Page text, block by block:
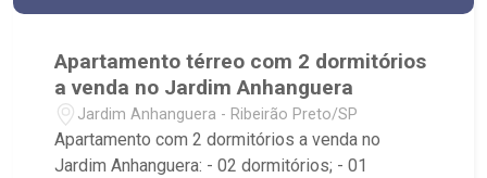
Apartamento térreo com 2 dormitórios
a venda no Jardim Anhanguera
Jardim Anhanguera - Ribeirão Preto/SP
Apartamento com 2 dormitórios a venda no
Jardim Anhanguera: - 02 dormitórios; - 01